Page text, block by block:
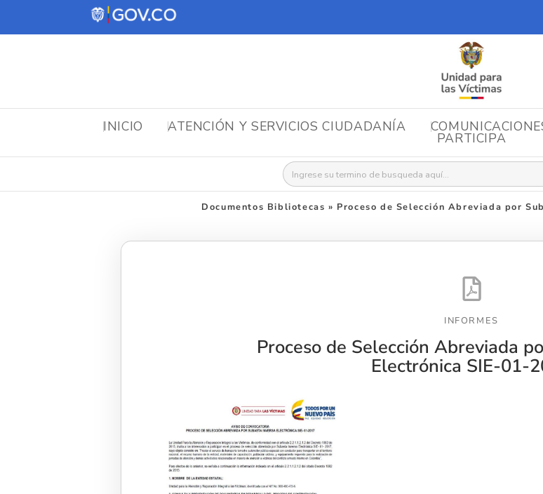
INICIO ATENCIÓN Y SERVICIOS CIUDADANÍA
PARTICIPA
Buscar:
Documentos Bibliotecas » Proceso de Selección Abreviada por
INFORMES
Proceso de Selección Abreviada
Electrónica SIE-01-